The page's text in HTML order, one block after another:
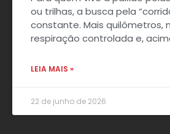
ou trilhas, a busca pela
constante. Mais quilômetros,
respiração controlada e,
LEIA MAIS »
22 de junho de 2026